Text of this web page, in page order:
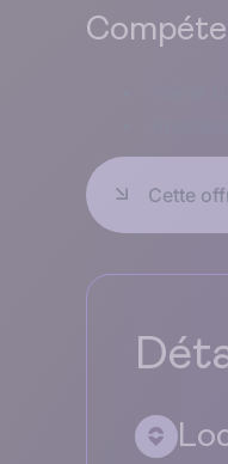
Cette